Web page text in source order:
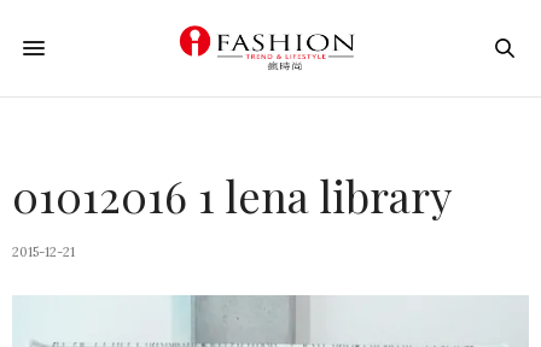
01012016 1 lena library
2015-12-21